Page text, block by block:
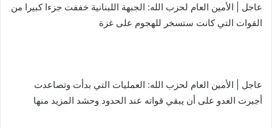
عاجل | الأمين العام لحزب الله: الجبهة اللبنانية خففت جزءا كبيرا من
القوات التي كانت ستسخر للهجوم على غزة
عاجل | الأمين العام لحزب الله: العمليات التي بدأت وتصاعدت
أجبرت العدو على أن يبقي قواته عند الحدود وحشد المزيد منها